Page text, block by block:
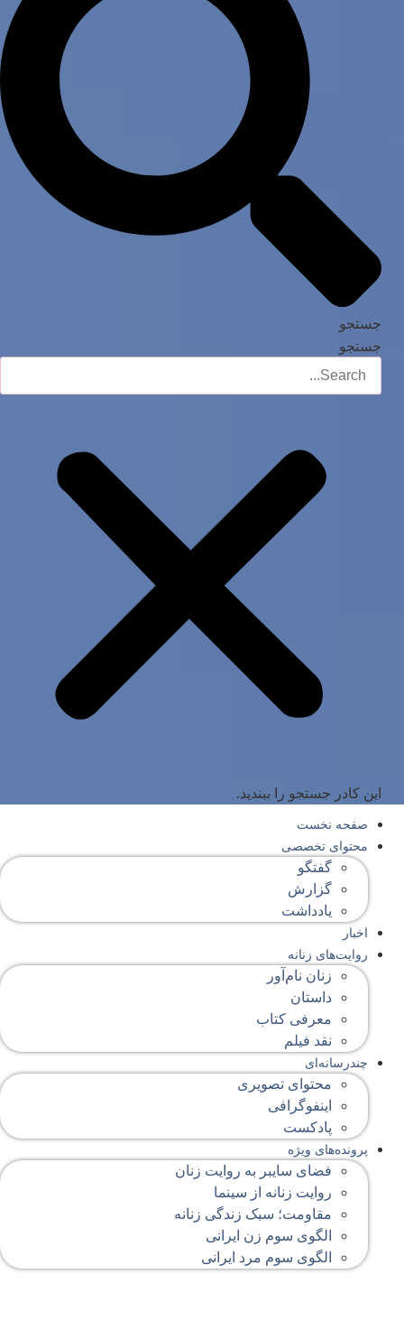
جستجو
جستجو
این کادر جستجو را ببندید.
صفحه‌ نخست
محتوای‌ تخصصی
گفتگو
گزارش
یادداشت
اخبار
روایت‌های زنانه
زنان نام‌آور
داستان
معرفی کتاب
نقد فیلم
چندرسانه‌ای
محتوای تصویری
اینفوگرافی
پادکست
پرونده‌های ویژه
فضای سایبر به روایت زنان
روایت زنانه از سینما
مقاومت؛ سبک زندگی زنانه
الگوی سوم زن ایرانی
الگوی سوم مرد ایرانی